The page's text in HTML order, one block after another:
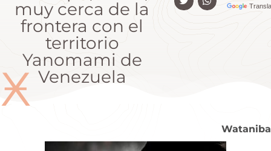
muy cerca de la
frontera con el
territorio
Yanomami de
Venezuela
Ӿ
Wataniba